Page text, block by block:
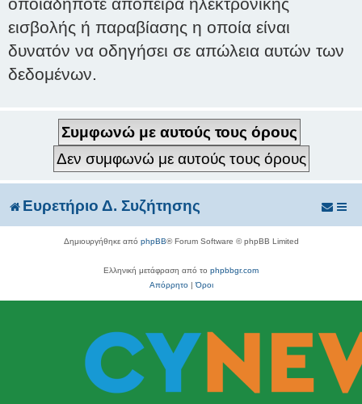
οποιαδήποτε απόπειρα ηλεκτρονικής
εισβολής ή παραβίασης η οποία είναι
δυνατόν να οδηγήσει σε απώλεια αυτών των
δεδομένων.
Ευρετήριο Δ. Συζήτησης
Δημιουργήθηκε από phpBB® Forum Software © phpBB Limited
Ελληνική μετάφραση από το phpbbgr.com
Απόρρητο|Όροι